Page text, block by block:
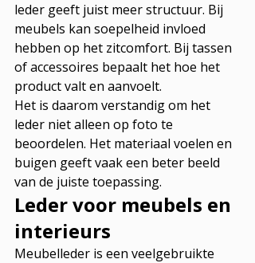
leder geeft juist meer structuur. Bij
meubels kan soepelheid invloed
hebben op het zitcomfort. Bij tassen
of accessoires bepaalt het hoe het
product valt en aanvoelt.
Het is daarom verstandig om het
leder niet alleen op foto te
beoordelen. Het materiaal voelen en
buigen geeft vaak een beter beeld
van de juiste toepassing.
Leder voor meubels en
interieurs
Meubelleder is een veelgebruikte